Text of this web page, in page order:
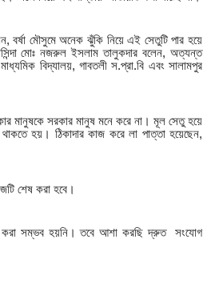
বর্ষা মৌসুমে অনেক ঝুঁকি নিয়ে এই সেতুটি পার হয়ে
মোঃ নজরুল ইসলাম তালুকদার বলেন, অত্যন্ত
বিদ্যালয়, গাবতলী স.প্রা.বি এবং সালামপুর
মানুষকে সরকার মানুষ মনে করে না। মূল সেতু হয়ে
হয়। ঠিকাদার কাজ করে লা পাত্তা হয়েছেন,
শেষ করা হবে।
করা সম্ভব হয়নি। তবে আশা করছি দ্রুত সংযোগ